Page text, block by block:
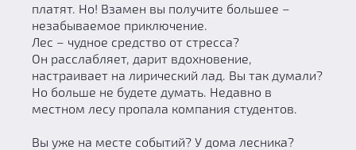
платят. Но! Взамен вы получите большее –
незабываемое приключение.
Лес – чудное средство от стресса?
Он расслабляет, дарит вдохновение,
настраивает на лирический лад. Вы так думали?
Но больше не будете думать. Недавно в
местном лесу пропала компания студентов.
Вы уже на месте событий? У дома лесника?